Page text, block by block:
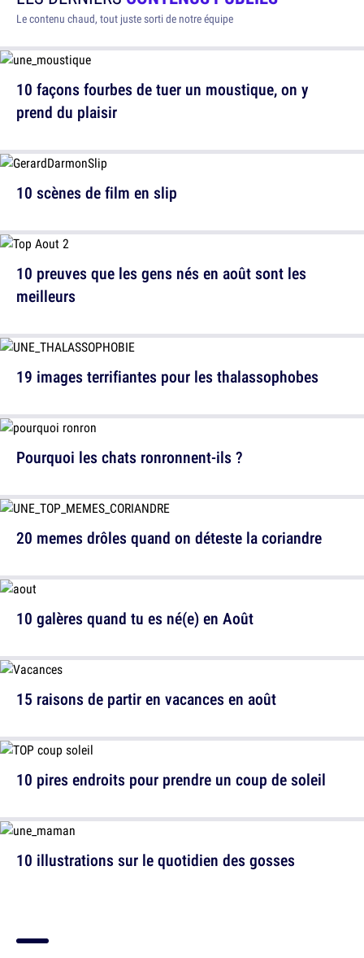
Le contenu chaud, tout juste sorti de notre équipe
10 façons fourbes de tuer un moustique, on y
prend du plaisir
10 preuves que les gens nés en août sont les
meilleurs
Pourquoi les chats ronronnent-ils ?
10 galères quand tu es né(e) en Août
10 pires endroits pour prendre un coup de soleil
10 scènes de film en slip
19 images terrifiantes pour les thalassophobes
20 memes drôles quand on déteste la coriandre
15 raisons de partir en vacances en août
10 illustrations sur le quotidien des gosses